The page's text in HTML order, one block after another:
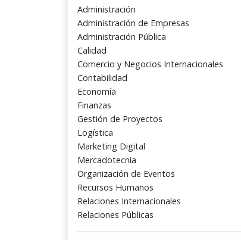
Administración
Administración de Empresas
Administración Pública
Calidad
Comercio y Negocios Internacionales
Contabilidad
Economía
Finanzas
Gestión de Proyectos
Logística
Marketing Digital
Mercadotecnia
Organización de Eventos
Recursos Humanos
Relaciones Internacionales
Relaciones Públicas